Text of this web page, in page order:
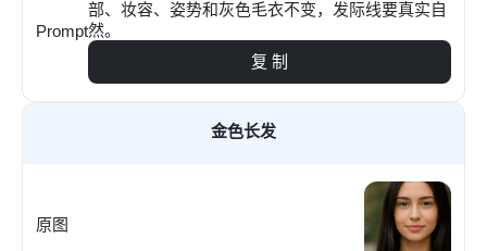
Prompt
部、妆容、姿势和灰色毛衣不变，发际线要真实自
然。
复 制
金色长发
原图